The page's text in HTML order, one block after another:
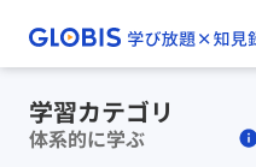
学習カテゴリ
体系的に学ぶ